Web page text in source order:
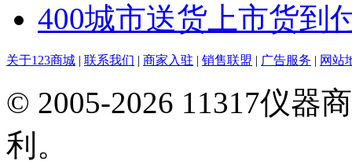
400城市送货上市货到
关于123商城 | 联系我们 | 商家入驻 | 销售联盟 | 广告服务 | 网站
© 2005-2026 11317仪器
利。